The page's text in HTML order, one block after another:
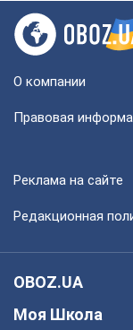
О компании
Правовая
Реклама на сайте
Редакционная
OBOZ.UA
Моя Школа